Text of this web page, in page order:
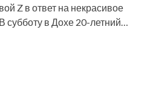
Z в ответ на некрасивое
субботу в Дохе 20-летний…